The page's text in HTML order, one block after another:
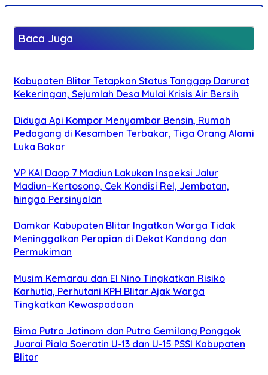
Baca Juga
Kabupaten Blitar Tetapkan Status Tanggap Darurat
Kekeringan, Sejumlah Desa Mulai Krisis Air Bersih
Diduga Api Kompor Menyambar Bensin, Rumah
Pedagang di Kesamben Terbakar, Tiga Orang Alami
Luka Bakar
VP KAI Daop 7 Madiun Lakukan Inspeksi Jalur
Madiun–Kertosono, Cek Kondisi Rel, Jembatan,
hingga Persinyalan
Damkar Kabupaten Blitar Ingatkan Warga Tidak
Meninggalkan Perapian di Dekat Kandang dan
Permukiman
Musim Kemarau dan El Nino Tingkatkan Risiko
Karhutla, Perhutani KPH Blitar Ajak Warga
Tingkatkan Kewaspadaan
Bima Putra Jatinom dan Putra Gemilang Ponggok
Juarai Piala Soeratin U-13 dan U-15 PSSI Kabupaten
Blitar